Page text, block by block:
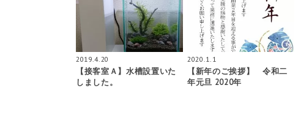
2019.4.20
【接客室Ａ】水槽設置いた
しました。
2020.1.1
【新年のご挨拶】 令和二
年元旦 2020年